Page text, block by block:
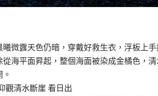
微露天色仍暗，穿戴好救生衣，浮板上
海平面昇起，整個海面被染成金橘色，